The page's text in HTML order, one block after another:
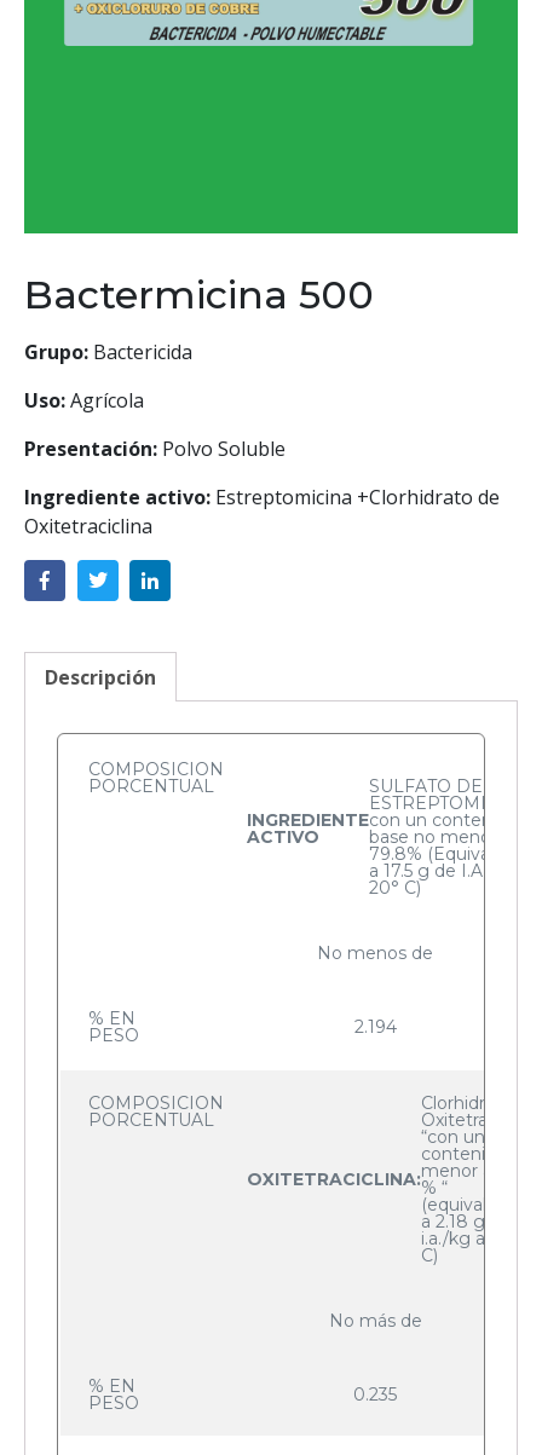
Bactermicina 500
Grupo: Bactericida
Uso:Agrícola
Presentación: Polvo Soluble
Ingrediente activo: Estreptomicina +Clorhidrato de
Oxitetraciclina
Descripción
COMPOSICION
PORCENTUAL
INGREDIENTE
ACTIVO
SULFATO DE
ESTREPTOMICINA
con un contenido
base no menor a
79.8% (Equivalente
a 17.5 g de I.A. /kg a
20° C)
No menos de
% EN
PESO 2.194
COMPOSICION
PORCENTUAL
OXITETRACICLINA:
Clorhidrato de
Oxitetraciclina
“con un
contenido no
menor a 92.8
% “
(equivalente
a 2.18 g de
i.a./kg a 20°
C)
No más de
% EN
PESO 0.235